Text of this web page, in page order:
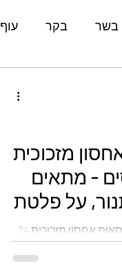
בשר בקר עוף
מתכוני ילדים
קינוחי כוסות
אחסון מזכוכית
- מתאים
על פלטת
מארז מושלם חדש!! 💥 מארז קופסאות אחסון מזכוכית 24
חלקים 🏆 לרכישה >> 99 ש"ח בלבד למארז 24 חלקים!